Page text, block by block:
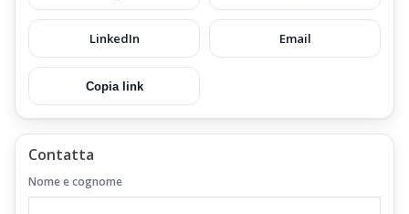
LinkedIn Email
Copia link
Contatta
Nome e cognome